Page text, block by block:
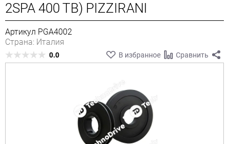
2SPA 400 TB) PIZZIRANI
Артикул PGA4002
Страна: Италия
0.0 В избранное Сравнить